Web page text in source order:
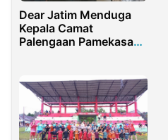
Dear Jatim Menduga
Kepala Camat
Palengaan Pamekasan